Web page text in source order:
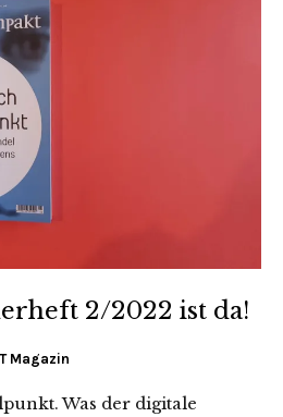
2/2022 ist da!
Magazin
Was der digitale